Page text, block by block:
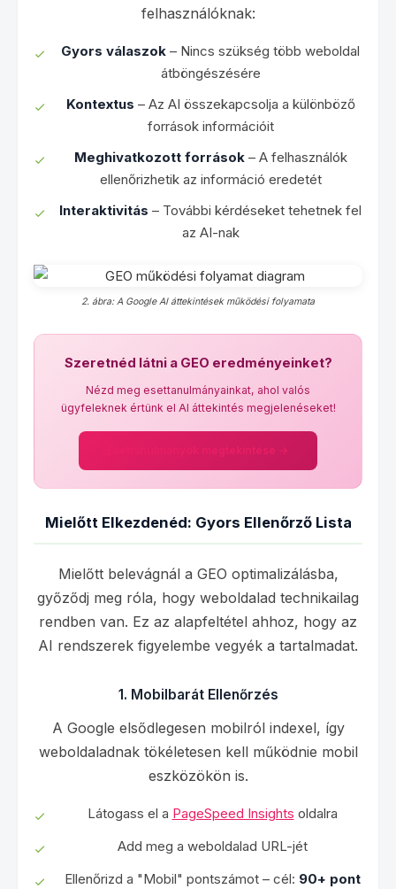
felhasználóknak:
Gyors válaszok – Nincs szükség több weboldal
átböngészésére
Kontextus – Az AI összekapcsolja a különböző
források információit
Meghivatkozott források– A felhasználók
ellenőrizhetik az információ eredetét
Interaktivitás – További kérdéseket tehetnek fel
az AI-nak
2. ábra: A Google AI áttekintések működési folyamata
Szeretnéd látni a GEO eredményeinket?
Nézd meg esettanulmányainkat, ahol valós
ügyfeleknek értünk el AI áttekintés megjelenéseket!
Esettanulmányok megtekintése →
Mielőtt Elkezdenéd: Gyors Ellenőrző Lista
Mielőtt belevágnál a GEO optimalizálásba,
győződj meg róla, hogy weboldalad technikailag
rendben van. Ez az alapfeltétel ahhoz, hogy az
AI rendszerek figyelembe vegyék a tartalmadat.
1. Mobilbarát Ellenőrzés
A Google elsődlegesen mobilról indexel, így
weboldaladnak tökéletesen kell működnie mobil
eszközökön is.
Látogass el a PageSpeed Insights oldalra
Add meg a weboldalad URL-jét
Ellenőrizd a "Mobil" pontszámot – cél: 90+ pont